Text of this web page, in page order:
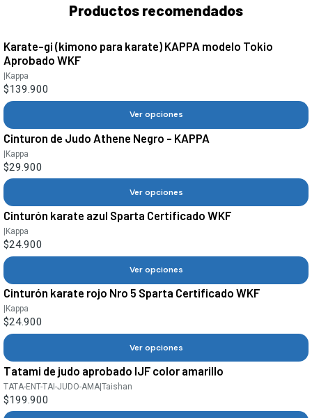
Productos recomendados
Karate-gi (kimono para karate) KAPPA modelo Tokio
Aprobado WKF
Kappa
$139.900
Ver opciones
Cinturon de Judo Athene Negro - KAPPA
|Kappa
$29.900
Ver opciones
Cinturón karate azul Sparta Certificado WKF
Kappa
$24.900
Ver opciones
Cinturón karate rojo Nro 5 Sparta Certificado WKF
Kappa
$24.900
Ver opciones
Tatami de judo aprobado IJF color amarillo
TATA-ENT-TAI-JUDO-AMA|Taishan
$199.900